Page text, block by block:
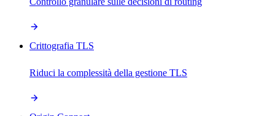
Crittografia TLS
Riduci la complessità della gestione TLS